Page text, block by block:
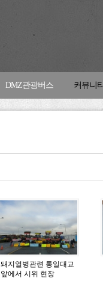
DMZ관광버스 커뮤니티
돼지열병관련 통일대교
앞에서 시위 현장